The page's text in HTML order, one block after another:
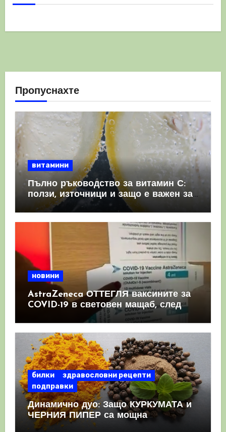
Пропуснахте
витамини
Пълно ръководство за витамин С:
ползи, източници и защо е важен за
имунната система
новини
AstraZeneca ОТТЕГЛЯ ваксините за
COVID-19 в световен мащаб, след
като призна, че те причиняват
КРЪВНИ съсиреци
билки
здравословни рецепти
подправки
Динамично дуо: Защо КУРКУМАТА и
ЧЕРНИЯ ПИПЕР са мощна
комбинация